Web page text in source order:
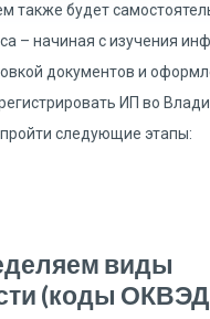
также будет
– начиная с изучения
документов и
ИП во
следующие этапы:
виды
(коды